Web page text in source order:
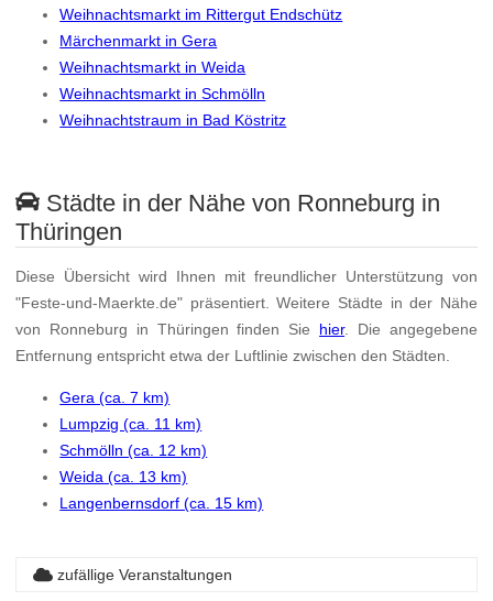
Weihnachtsmarkt im Rittergut Endschütz
Märchenmarkt in Gera
Weihnachtsmarkt in Weida
Weihnachtsmarkt in Schmölln
Weihnachtstraum in Bad Köstritz
Städte in der Nähe von Ronneburg in
Thüringen
Diese Übersicht wird Ihnen mit freundlicher Unterstützung von
"Feste-und-Maerkte.de" präsentiert. Weitere Städte in der Nähe
von Ronneburg in Thüringen finden Sie hier. Die angegebene
Entfernung entspricht etwa der Luftlinie zwischen den Städten.
Gera (ca. 7 km)
Lumpzig (ca. 11 km)
Schmölln (ca. 12 km)
Weida (ca. 13 km)
Langenbernsdorf (ca. 15 km)
zufällige Veranstaltungen